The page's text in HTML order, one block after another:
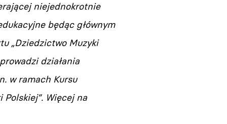
niejednokrotnie
będąc głównym
„Dziedzictwo Muzyki
działania
w ramach Kursu
Więcej na